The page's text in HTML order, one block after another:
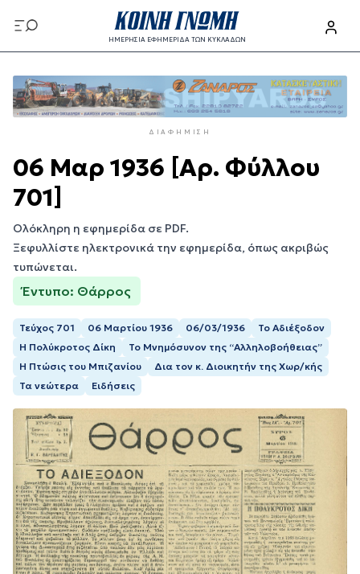
προς
το
περιεχόμενο
ΗΜΕΡΗΣΙΑ ΕΦΗΜΕΡΙΔΑ ΤΩΝ ΚΥΚΛΑΔΩΝ
προς
το
κυρίως
ΔΙΑΦΉΜΙΣΗ
06 Μαρ 1936 [Αρ. Φύλλου
701]
Ολόκληρη η εφημερίδα σε PDF.
Ξεφυλλίστε ηλεκτρονικά την εφημερίδα, όπως ακριβώς
τυπώνεται.
Έντυπο: Θάρρος
Τεύχος 701 06 Μαρτίου 1936 06/03/1936
Το Αδιέξοδον
Η Πολύκροτος Δίκη
Το Μνημόσυνον της “Αλληλοβοήθειας”
Η Πτώσις του Μπιζανίου
Δια τον κ. Διοικητήν της Χωρ/κής
Τα νεώτερα
Ειδήσεις